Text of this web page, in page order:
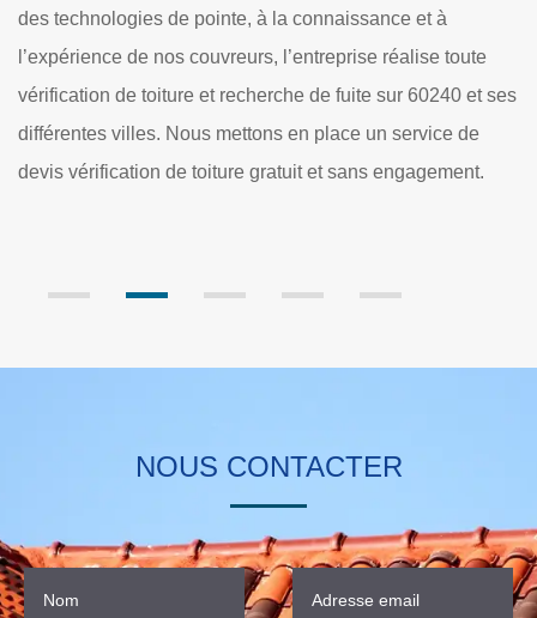
ses
pour chercher la présence d’éventuelles fuites, des
dommages qui peuvent être sur votre toit. Au service de
toute demande, nous faisons des interventions pour tout
60240 et ses villes. Nous mettons en place des méthodes
efficaces et un devis gratuit.
NOUS CONTACTER